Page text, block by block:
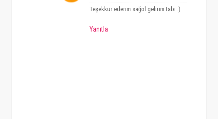
Teşekkür ederim sağol gelirim tabi :)
Yanıtla